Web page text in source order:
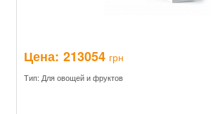
Цена: 213054 грн
Тип: Для овощей и фруктов